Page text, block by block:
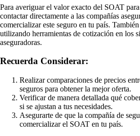
Para averiguar el valor exacto del SOAT
contactar directamente a las compañías
comercializar este seguro en tu país.
utilizando herramientas de cotización en los
aseguradoras.
Recuerda Considerar:
Realizar comparaciones de precios
seguros para obtener la mejor oferta.
Verificar de manera detallada qué
si se ajustan a tus necesidades.
Asegurarte de que la compañía de
comercializar el SOAT en tu país.